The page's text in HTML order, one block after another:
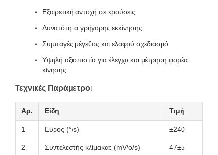
Εξαιρετική αντοχή σε κρούσεις
Δυνατότητα γρήγορης εκκίνησης
Συμπαγές μέγεθος και ελαφρύ σχεδιασμό
Υψηλή αξιοπιστία για έλεγχο και μέτρηση φορέα
κίνησης
Τεχνικές Παράμετροι
Αρ. Είδη Τιμή
1 Εύρος (°/s) ±240
2 Συντελεστής κλίμακας (mV/o/s) 47±5